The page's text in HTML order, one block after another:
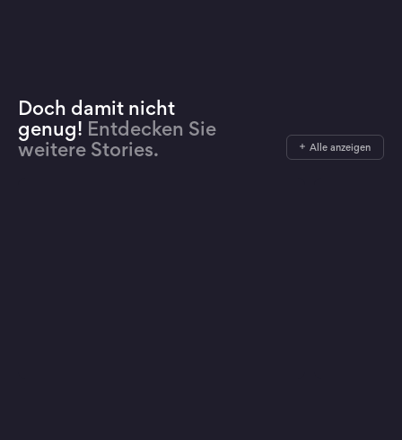
Doch damit nicht
genug! Entdecken Sie
weitere Stories.
Alle anzeigen